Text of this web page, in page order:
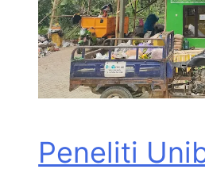
Peneliti